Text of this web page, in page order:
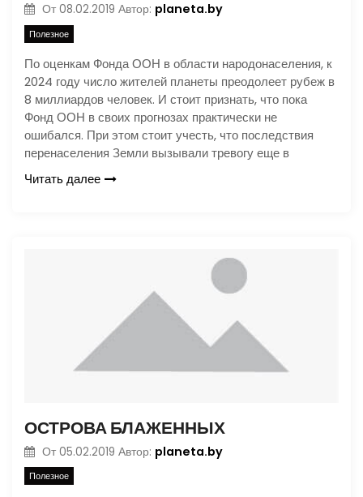
От 08.02.2019 Автор: planeta.by
Полезное
По оценкам Фонда ООН в области народонаселения, к
2024 году число жителей планеты преодолеет рубеж в
8 миллиардов человек. И стоит признать, что пока
Фонд ООН в своих прогнозах практически не
ошибался. При этом стоит учесть, что последствия
перенаселения Земли вызывали тревогу еще в
Читать далее
ОСТРОВА БЛАЖЕННЫХ
От 05.02.2019 Автор: planeta.by
Полезное